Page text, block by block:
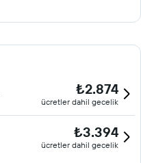
₺2.874
ücretler dahil gecelik
₺3.394
ücretler dahil gecelik